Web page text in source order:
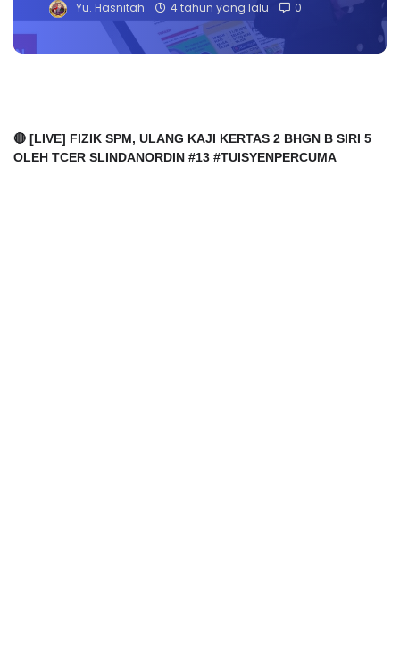
Yu. Hasnitah 4 tahun yang lalu 0
🔴 [LIVE] FIZIK SPM, ULANG KAJI KERTAS 2 BHGN B SIRI 5
OLEH TCER SLINDANORDIN #13 #TUISYENPERCUMA